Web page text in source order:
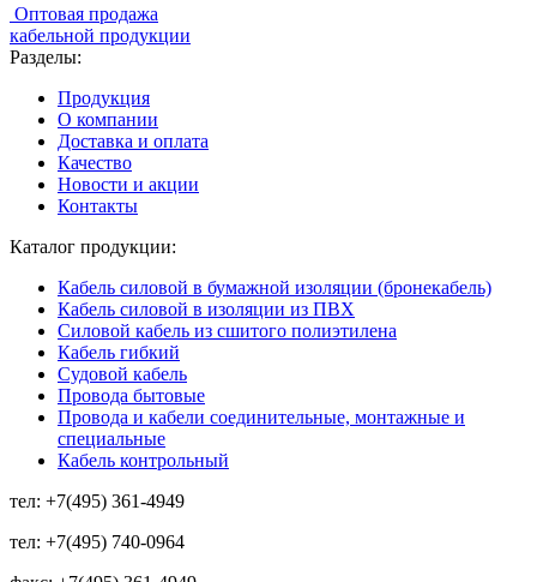
Оптовая продажа
кабельной продукции
Разделы:
Продукция
О компании
Доставка и оплата
Качество
Новости и акции
Контакты
Каталог продукции:
Кабель силовой в бумажной изоляции (бронекабель)
Кабель силовой в изоляции из ПВХ
Силовой кабель из сшитого полиэтилена
Кабель гибкий
Судовой кабель
Провода бытовые
Провода и кабели соединительные, монтажные и
специальные
Кабель контрольный
тел: +7(495) 361-4949
тел: +7(495) 740-0964